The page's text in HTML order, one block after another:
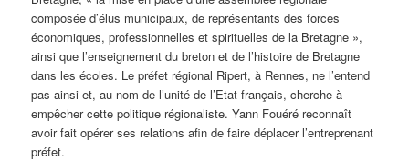
composée d’élus municipaux, de représentants des forces
économiques, professionnelles et spirituelles de la Bretagne »,
ainsi que l’enseignement du breton et de l’histoire de Bretagne
dans les écoles. Le préfet régional Ripert, à Rennes, ne l’entend
pas ainsi et, au nom de l’unité de l’Etat français, cherche à
empêcher cette politique régionaliste. Yann Fouéré reconnaît
avoir fait opérer ses relations afin de faire déplacer l’entreprenant
préfet.